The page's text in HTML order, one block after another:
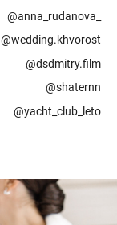
@anna_rudanova_
@wedding.khvorost
@dsdmitry.film
@shaternn
@yacht_club_leto